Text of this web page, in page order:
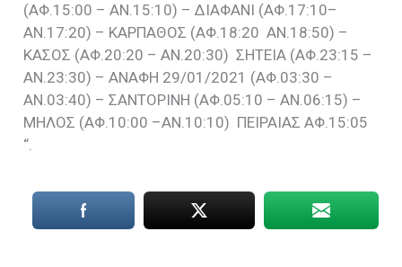
(ΑΦ.15:00 – ΑΝ.15:10) – ΔΙΑΦΑΝΙ (ΑΦ.17:10–
ΑΝ.17:20) – ΚΑΡΠΑΘΟΣ (ΑΦ.18:20 ΑΝ.18:50) –
ΚΑΣΟΣ (ΑΦ.20:20 – ΑΝ.20:30) ΣΗΤΕΙΑ (ΑΦ.23:15 –
ΑΝ.23:30) – ΑΝΑΦΗ 29/01/2021 (ΑΦ.03:30 –
ΑΝ.03:40) – ΣΑΝΤΟΡΙΝΗ (ΑΦ.05:10 – ΑΝ.06:15) –
ΜΗΛΟΣ (ΑΦ.10:00 –ΑΝ.10:10) ΠΕΙΡΑΙΑΣ ΑΦ.15:05
“.